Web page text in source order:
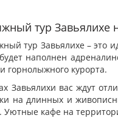
тур Завьялихе
тур Завьялихе – это
наполнен
горнолыжного курорта.
Завьялихи вас ждут
на длинных и
кафе на